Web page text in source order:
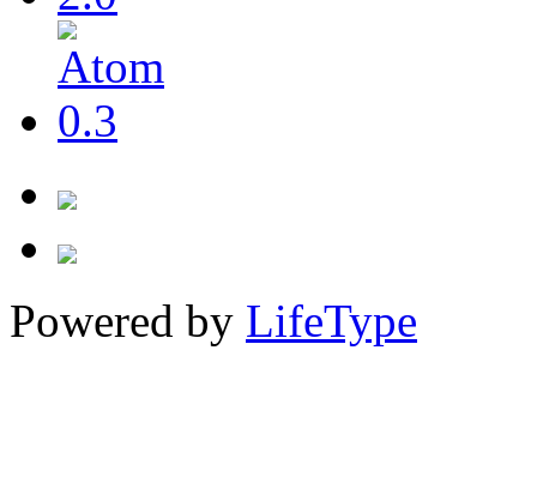
Powered by LifeType